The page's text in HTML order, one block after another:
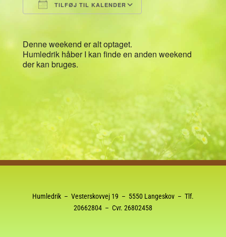
TILFØJ TIL KALENDER
Google Kalender
Denne weekend er alt optaget.
Humledrik håber I kan finde en anden weekend
der kan bruges.
Humledrik – Vesterskovvej 19 – 5550 Langeskov – Tlf.
20662804– Cvr. 26802458